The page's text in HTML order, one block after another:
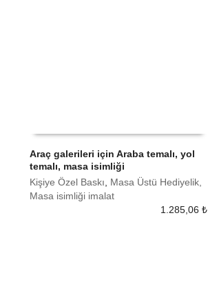
SEPETE EKLE
Araç galerileri için Araba temalı, yol
temalı, masa isimliği
Kişiye Özel Baskı
Masa Üstü Hediyelik,
Masa isimliği imalat
1.285,06₺